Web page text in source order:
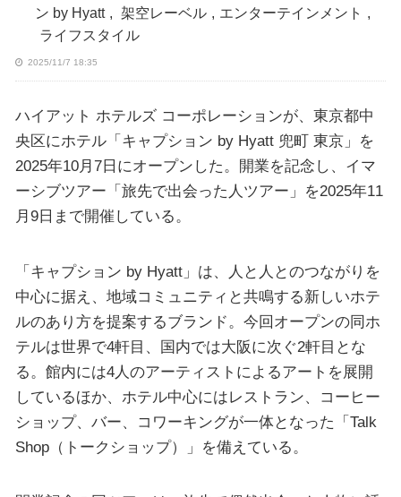
ン by Hyatt , 架空レーベル , エンターテインメント ,
ライフスタイル
2025/11/7 18:35
ハイアット ホテルズ コーポレーションが、東京都中
央区にホテル「キャプション by Hyatt 兜町 東京」を
2025年10月7日にオープンした。開業を記念し、イマ
ーシブツアー「旅先で出会った人ツアー」を2025年11
月9日まで開催している。
「キャプション by Hyatt」は、人と人とのつながりを
中心に据え、地域コミュニティと共鳴する新しいホテ
ルのあり方を提案するブランド。今回オープンの同ホ
テルは世界で4軒目、国内では大阪に次ぐ2軒目とな
る。館内には4人のアーティストによるアートを展開
しているほか、ホテル中心にはレストラン、コーヒー
ショップ、バー、コワーキングが一体となった「Talk
Shop（トークショップ）」を備えている。